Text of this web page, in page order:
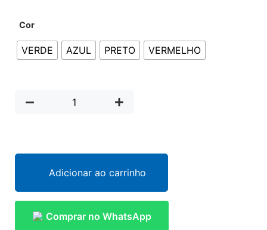
Cor
VERDE AZUL PRETO VERMELHO
Adicionar ao carrinho
Comprar no WhatsApp